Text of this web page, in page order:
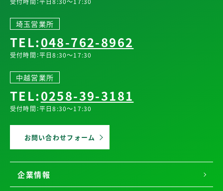
埼玉営業所
TEL:048-762-8962
受付時間：平日8:30～17:30
中越営業所
TEL:0258-39-3181
受付時間：平日8:30～17:30
お問い合わせフォーム
企業情報